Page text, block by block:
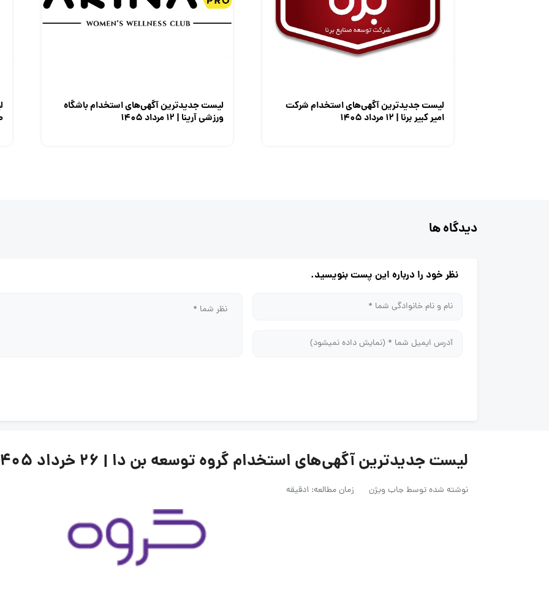
لیست جدیدترین آگهی‌های استخدام شرکت
امیر کبیر برنا | ۱۲ مرداد ۱۴۰۵
لیست جدیدترین آگهی‌های استخدام باشگاه
ورزشی آرینا | ۱۲ مرداد ۱۴۰۵
دیدگاه ها
نظر خود را درباره این پست بنویسید.
لیست جدیدترین آگهی‌های استخدام گروه توسعه بن دا | ۲۶ خرداد ۱۴۰۵
نوشته شده توسطجاب ویژن زمان مطالعه: 1دقیقه